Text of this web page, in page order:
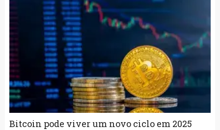
Bitcoin pode viver um novo ciclo em 2025